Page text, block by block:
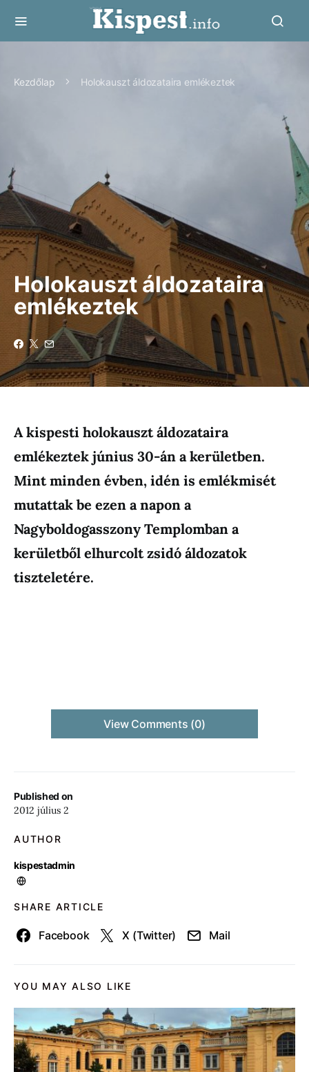
Kezdőlap Holokauszt áldozataira emlékeztek
Holokauszt áldozataira
emlékeztek
Published on
2012 július 2
AUTHOR
kispestadmin
SHARE ARTICLE
Facebook X (Twitter) Mail
A kispesti holokauszt áldozataira
emlékeztek június 30-án a kerületben.
Mint minden évben, idén is emlékmisét
mutattak be ezen a napon a
Nagyboldogasszony Templomban a
kerületből elhurcolt zsidó áldozatok
tiszteletére.
View Comments (0)
YOU MAY ALSO LIKE